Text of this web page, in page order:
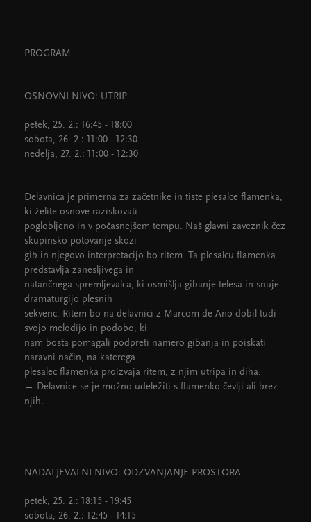
PROGRAM
OSNOVNI NIVO: UTRIP
petek, 25. 2.: 16:45 - 18:00
sobota, 26. 2.: 11:00 - 12:30
nedelja, 27. 2.: 11:00 - 12:30
Delavnica je primerna za začetnike in tiste plesalce flamenka,
ki želite osnove raziskovati
poglobljeno in v počasnejšem tempu. Naš glavni zaveznik čez
skupinsko potovanje skozi
gib in njegovo interpretacijo bo ritem. Ta plesalcu flamenka
predstavlja zanesljivega in
natančnega spremljevalca, ki osmišlja gibanje telesa in snuje
dramaturgijo plesnih
sekvenc. Ritem bo na delavnici z Marcom de Ano dobil tudi
svojo melodijo in podobo, ki
nam bosta pomagali podpreti namero gibanja in poiskati
naravni način, na katerega
plesalec flamenka proizvaja ritem, z njim utripa in diha.
→ Delavnice se je možno udeležiti s flamenko čevlji ali brez
njih.
NADALJEVALNI NIVO: ODZVANJANJE PROSTORA
petek, 25. 2.: 18:15 - 19:45
sobota, 26. 2.: 12:45 - 14:15